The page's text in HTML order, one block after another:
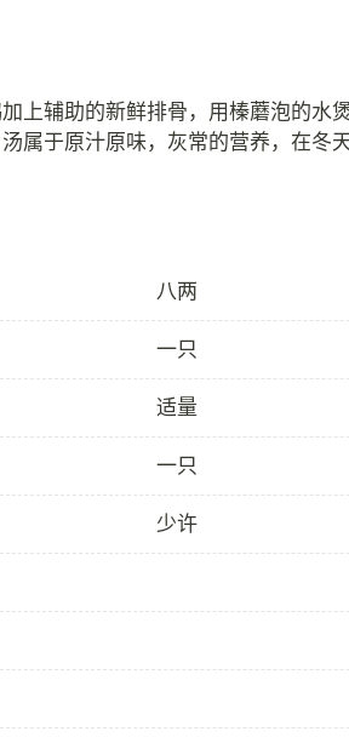
上辅助的新鲜排骨，用榛蘑泡的水
属于原汁原味，灰常的营养，在冬
八两
一只
适量
一只
少许